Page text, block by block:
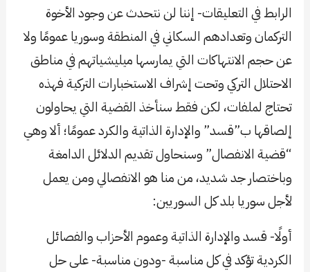
الرابط في التعليقات- إننا لن نتحدث عن وجود الأخوة
التركمان وتعدادهم السكاني في المنطقة وسوريا عمومًا ولا
عن حجم الانتهاكات التي يمارسها ميليشياتهم في مناطق
الاحتلال التركي وتحت إشراف الاستخبارات التركية فهذه
تحتاج لملفات، لكن فقط سنأخذ القضية التي يحاولون
إلصاقها ب”قسد” والإدارة الذاتية والكرد عمومًا؛ ألا وهي
“قضية الانفصال” وسنحاول تقديم الدلائل الدامغة
وباختصار جد شديد، من منا هو الانفصالي ومن يعمل
لأجل سوريا بلد كل السوريين:
أولًا- قسد والإدارة الذاتية وعموم الأحزاب والفصائل
الكردية تؤكد في كل مناسبة -ودون مناسبة- على حل